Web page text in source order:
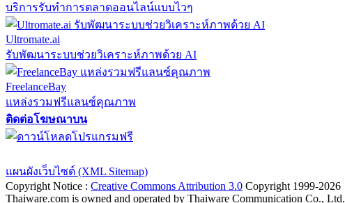
บริการรับทำการตลาดออนไลน์แบบไวๆ
Ultromate.ai
รับพัฒนาระบบช่วยวิเคราะห์ภาพด้วย AI
FreelanceBay
แหล่งรวมฟรีแลนซ์คุณภาพ
ติดต่อโฆษณาบน
แผนผังเว็บไซต์ (XML Sitemap)
Copyright Notice : Creative Commons Attribution 3.0 Copyright 1999-2026
Thaiware.com is owned and operated by Thaiware Communication Co., Ltd.